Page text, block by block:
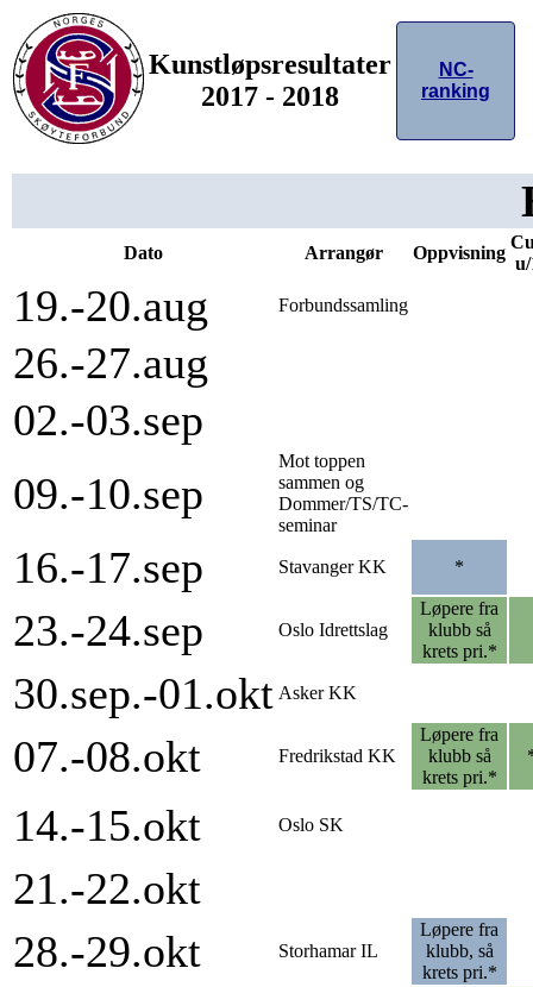
Kunstløpsresultater
2017 - 2018
NC-
ranking
Dato Arrangør Oppvisning
u/
19.-20.aug Forbundssamling
26.-27.aug
02.-03.sep
09.-10.sep
Mot toppen
sammen og
Dommer/TS/TC-
seminar
16.-17.sep Stavanger KK *
23.-24.sep Oslo Idrettslag
Løpere fra
klubb så
krets pri.*
30.sep.-01.okt Asker KK
07.-08.okt Fredrikstad KK
Løpere fra
klubb så
krets pri.*
14.-15.okt Oslo SK
21.-22.okt
28.-29.okt
Storhamar IL
Løpere fra
klubb, så
krets pri.*